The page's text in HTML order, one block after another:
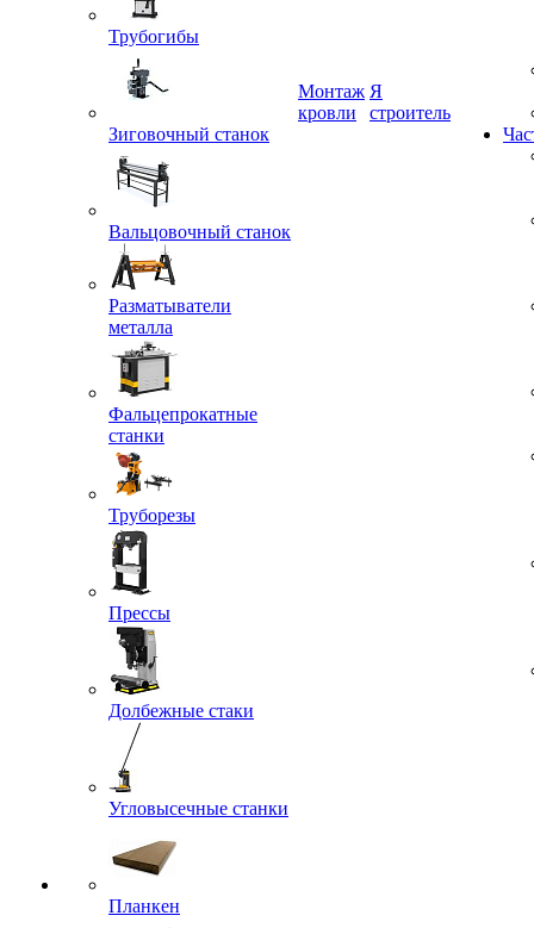
Трубогибы
Зиговочный станок
Вальцовочный станок
Разматыватели
металла
Фальцепрокатные
станки
Труборезы
Прессы
Долбежные стаки
Угловысечные станки
Планкен
Монтаж
Я